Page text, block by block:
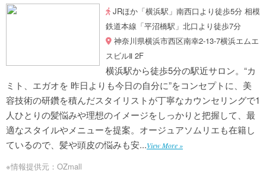
JRほか「横浜駅」南西口より徒歩5分 相模
鉄道本線「平沼橋駅」北口より徒歩7分
神奈川県横浜市西区南幸2-13-7横浜エムエ
スビルⅡ 2F
横浜駅から徒歩5分の駅近サロン。“カ
ミト、エガオを 昨日よりも今日の自分に”をコンセプトに、美
容技術の研鑽を積んだスタイリストが丁寧なカウンセリングで1
人ひとりの髪悩みや理想のイメージをしっかりと把握して、最
適なスタイルやメニューを提案。オージュアソムリエも在籍し
ているので、髪や頭皮の悩みも安...View More »
※情報提供元：OZmall